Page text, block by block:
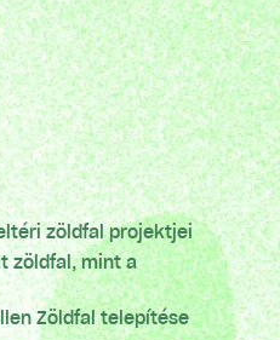
zöldfal projektjei
zöldfal, mint a
Zöldfal telepítése